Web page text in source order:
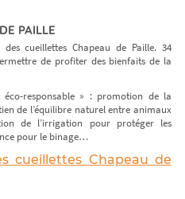
PAILLE
cueillettes Chapeau de Paille. 34
de profiter des bienfaits de la
responsable » : promotion de la
de l’équilibre naturel entre animaux
de l’irrigation pour protéger les
pour le binage…
cueillettes Chapeau de